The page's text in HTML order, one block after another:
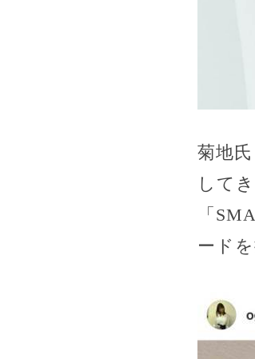
菊地
して
「
ード